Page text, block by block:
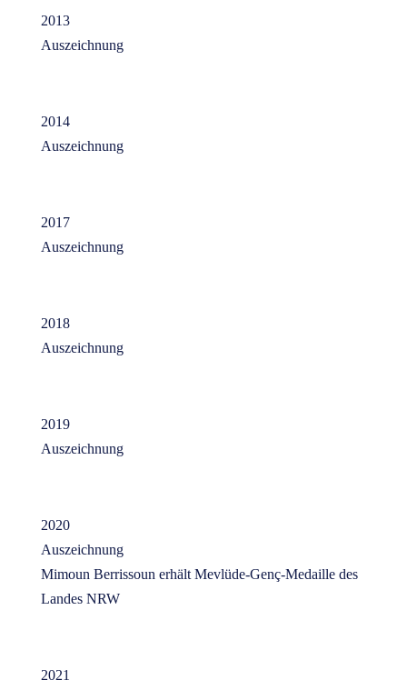
2013
Auszeichnung
2014
Auszeichnung
2017
Auszeichnung
2018
Auszeichnung
2019
Auszeichnung
2020
Auszeichnung
Mimoun Berrissoun erhält Mevlüde-Genç-Medaille des
Landes NRW
2021